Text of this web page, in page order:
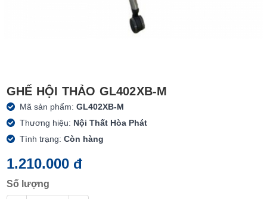
GHẾ HỘI THẢO GL402XB-M
Mã sản phẩm:GL402XB-M
Thương hiệu: Nội Thất Hòa Phát
Tình trạng:Còn hàng
1.210.000 đ
Số lượng